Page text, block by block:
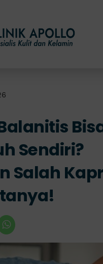
Layanan Kami
Info Klinik
Sendiri?
Salah